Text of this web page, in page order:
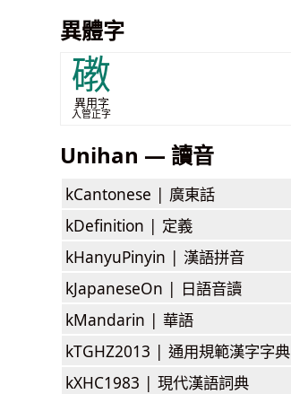
異體字
䃝
異用字
入管正字
Unihan — 讀音
kCantonese | 廣東話
kDefinition | 定義
kHanyuPinyin | 漢語拼音
kJapaneseOn | 日語音讀
kMandarin | 華語
kTGHZ2013 | 通用規範漢字字典
kXHC1983 | 現代漢語詞典